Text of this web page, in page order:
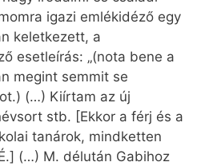
igazi emlékidéző egy
keletkezett, a
esetleírás: „(nota bene a
megint semmit se
(…) Kiírtam az új
stb. [Ekkor a férj és a
tanárok, mindketten
(…) M. délután Gabihoz